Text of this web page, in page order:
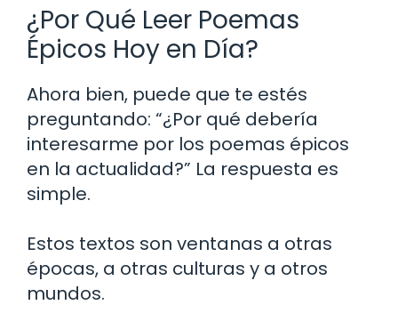
¿Por Qué Leer Poemas
Épicos Hoy en Día?
Ahora bien, puede que te estés
preguntando: “¿Por qué debería
interesarme por los poemas épicos
en la actualidad?” La respuesta es
simple.
Estos textos son ventanas a otras
épocas, a otras culturas y a otros
mundos.